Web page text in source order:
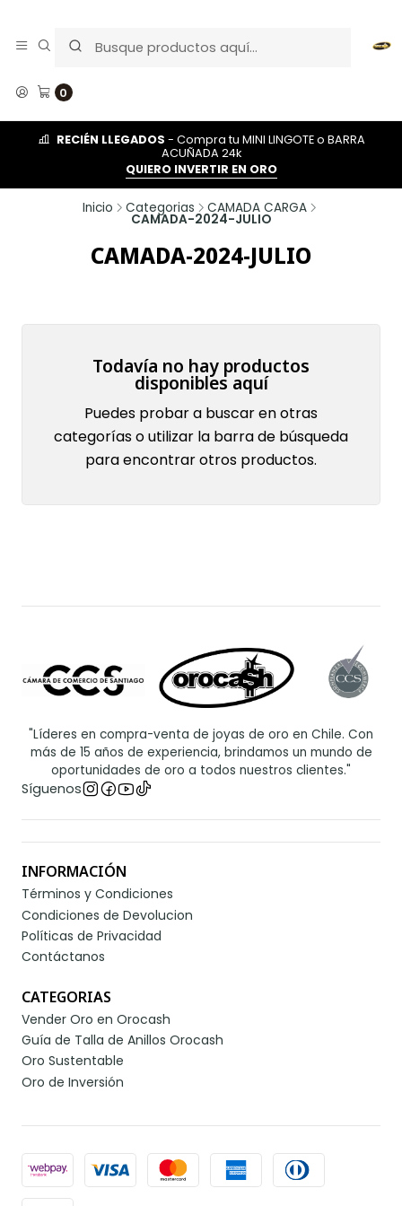
0
RECIÉN LLEGADOS - Compra tu MINI LINGOTE o BARRA
ACUÑADA 24k
QUIERO INVERTIR EN ORO
Inicio Categorias CAMADA CARGA
CAMADA-2024-JULIO
CAMADA-2024-JULIO
Todavía no hay productos
disponibles aquí
Puedes probar a buscar en otras
categorías o utilizar la barra de búsqueda
para encontrar otros productos.
"Líderes en compra-venta de joyas de oro en Chile. Con
más de 15 años de experiencia, brindamos un mundo de
oportunidades de oro a todos nuestros clientes."
Síguenos
INFORMACIÓN
Términos y Condiciones
Condiciones de Devolucion
Políticas de Privacidad
Contáctanos
CATEGORIAS
Vender Oro en Orocash
Guía de Talla de Anillos Orocash
Oro Sustentable
Oro de Inversión